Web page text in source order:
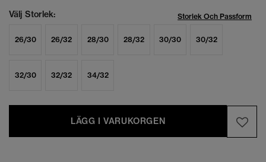
Välj Storlek: Storlek Och Passform
26/30 26/32 28/30 28/32 30/30 30/32
32/30 32/32 34/32
LÄGG I VARUKORGEN